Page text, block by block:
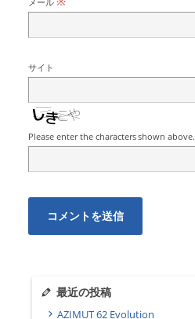
サイト
Please enter the characters shown above.
最近の投稿
AZIMUT 62 Evolution